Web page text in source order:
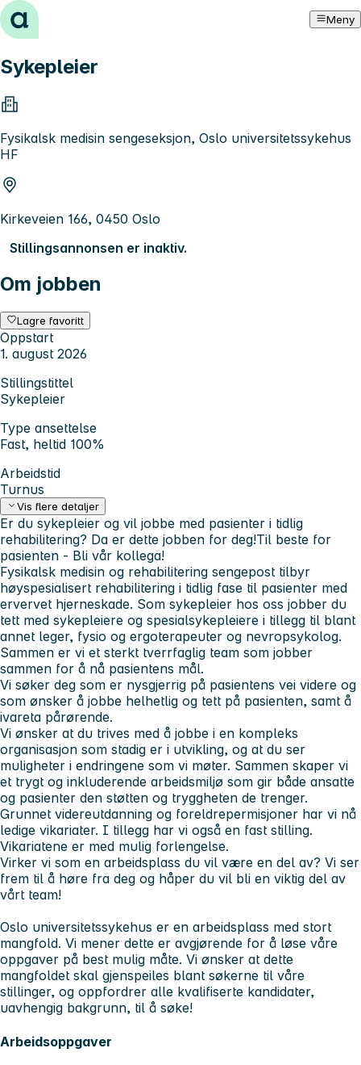
Hopp til innhold Meny
Sykepleier
Fysikalsk medisin sengeseksjon, Oslo universitetssykehus
HF
Kirkeveien 166, 0450 Oslo
Stillingsannonsen er inaktiv.
Om jobben
Lagre favoritt
Oppstart
1. august 2026
Stillingstittel
Sykepleier
Type ansettelse
Fast, heltid 100%
Arbeidstid
Turnus
Vis flere detaljer
Er du sykepleier og vil jobbe med pasienter i tidlig
rehabilitering? Da er dette jobben for deg!Til beste for
pasienten - Bli vår kollega!
Fysikalsk medisin og rehabilitering sengepost tilbyr
høyspesialisert rehabilitering i tidlig fase til pasienter med
ervervet hjerneskade. Som sykepleier hos oss jobber du
tett med sykepleiere og spesialsykepleiere i tillegg til blant
annet leger, fysio og ergoterapeuter og nevropsykolog.
Sammen er vi et sterkt tverrfaglig team som jobber
sammen for å nå pasientens mål.
Vi søker deg som er nysgjerrig på pasientens vei videre og
som ønsker å jobbe helhetlig og tett på pasienten, samt å
ivareta pårørende.
Vi ønsker at du trives med å jobbe i en kompleks
organisasjon som stadig er i utvikling, og at du ser
muligheter i endringene som vi møter. Sammen skaper vi
et trygt og inkluderende arbeidsmiljø som gir både ansatte
og pasienter den støtten og tryggheten de trenger.
Grunnet videreutdanning og foreldrepermisjoner har vi nå
ledige vikariater. I tillegg har vi også en fast stilling.
Vikariatene er med mulig forlengelse.
Virker vi som en arbeidsplass du vil være en del av? Vi ser
frem til å høre fra deg og håper du vil bli en viktig del av
vårt team!
Oslo universitetssykehus er en arbeidsplass med stort
mangfold. Vi mener dette er avgjørende for å løse våre
oppgaver på best mulig måte. Vi ønsker at dette
mangfoldet skal gjenspeiles blant søkerne til våre
stillinger, og oppfordrer alle kvalifiserte kandidater,
uavhengig bakgrunn, til å søke!
Arbeidsoppgaver